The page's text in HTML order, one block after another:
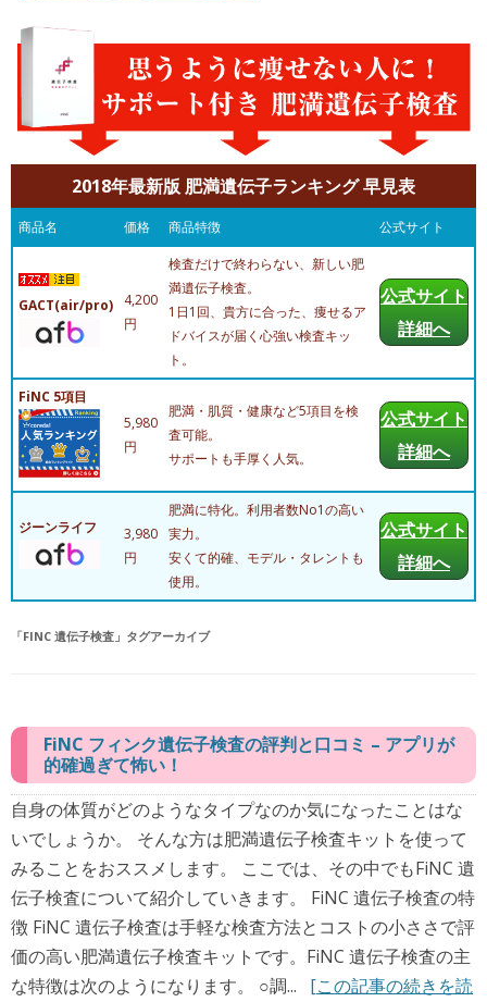
2018年最新版 肥満遺伝子ランキング 早見表
商品名 価格 商品特徴 公式サイト
GACT(air/pro)
4,200
円
検査だけで終わらない、新しい肥
満遺伝子検査。
1日1回、貴方に合った、痩せるア
ドバイスが届く心強い検査キッ
ト。
公式サイト
詳細へ
FiNC 5項目
5,980
円
肥満・肌質・健康など5項目を検
査可能。
サポートも手厚く人気。
公式サイト
詳細へ
ジーンライフ
3,980
円
肥満に特化。利用者数No1の高い
実力。
安くて的確、モデル・タレントも
使用。
公式サイト
詳細へ
「FINC 遺伝子検査 」タグアーカイブ
FiNC フィンク遺伝子検査の評判と口コミ – アプリが
的確過ぎて怖い！
自身の体質がどのようなタイプなのか気になったことはな
いでしょうか。 そんな方は肥満遺伝子検査キットを使って
みることをおススメします。 ここでは、その中でもFiNC 遺
伝子検査について紹介していきます。 FiNC 遺伝子検査の特
徴 FiNC 遺伝子検査は手軽な検査方法とコストの小ささで評
価の高い肥満遺伝子検査キットです。FiNC 遺伝子検査の主
な特徴は次のようになります。 ○調... [この記事の続きを読